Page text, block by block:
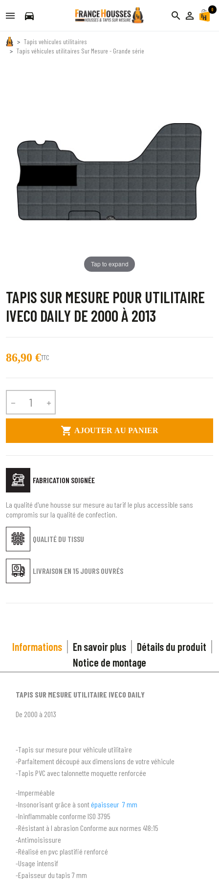
directions_car
SÉLECTIONNEZ LE TYPE DE VOTRE VÉHICULE
search person_outline
0
Tapis vehicules utilitaires
Tapis véhicules utilitaires Sur Mesure - Grande série
Tap to expand
TAPIS SUR MESURE POUR UTILITAIRE
IVECO DAILY DE 2000 À 2013
86,90 €TTC
 
 AJOUTER AU PANIER
FABRICATION SOIGNÉE
QUALITÉ DU TISSU
LIVRAISON EN 15 JOURS OUVRÉS
La qualité d'une housse sur mesure au tarif le plus accessible sans
compromis sur la qualité de confection.
Informations En savoir plus
Détails du produit
Notice de montage
TAPIS SUR MESURE UTILITAIRE IVECO DAILY
De 2000 à 2013
-Tapis sur mesure pour véhicule utilitaire
-Parfaitement découpé aux dimensions de votre véhicule
-Tapis PVC avec talonnette moquette renforcée
-Imperméable
-Insonorisant grâce à sontépaisseur 7 mm
-Ininflammable conforme ISO 3795
-Résistant à l abrasion Conforme aux normes 418:15
-Antimoisissure
-Réalisé en pvc plastifié renforcé
-Usage intensif
-Epaisseur du tapis 7 mm